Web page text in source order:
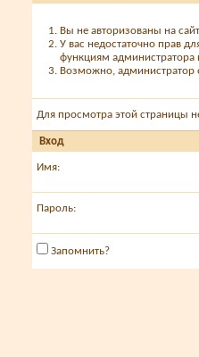
Вы не авторизованы на
У вас недостаточно прав
функциям
Возможно, администратор
Для просмотра этой страницы
Вход
Имя:
Пароль:
Запомнить?